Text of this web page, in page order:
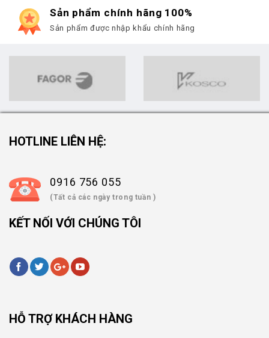
Sản phẩm chính hãng 100%
Sản phẩm được nhập khẩu chính hãng
HOTLINE LIÊN HỆ:
0916 756 055
(Tất cả các ngày trong tuần )
KẾT NỐI VỚI CHÚNG TÔI
HỖ TRỢ KHÁCH HÀNG